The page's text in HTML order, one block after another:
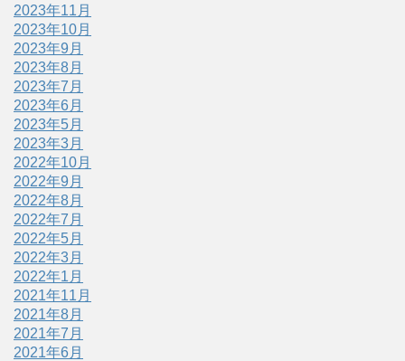
2023年11月
2023年10月
2023年9月
2023年8月
2023年7月
2023年6月
2023年5月
2023年3月
2022年10月
2022年9月
2022年8月
2022年7月
2022年5月
2022年3月
2022年1月
2021年11月
2021年8月
2021年7月
2021年6月